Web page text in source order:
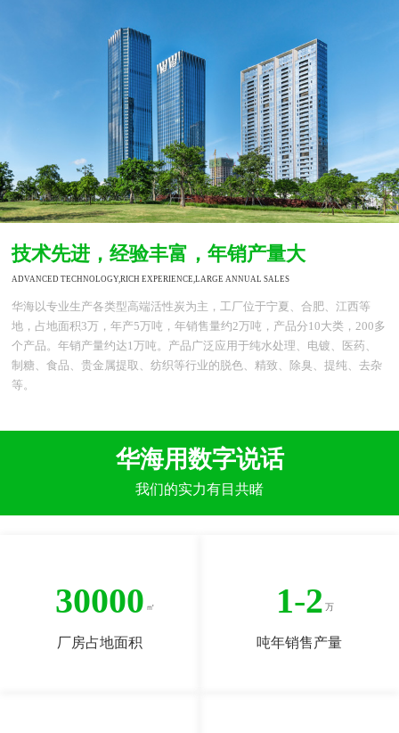
技术先进，经验丰富，年销产量大
ADVANCED TECHNOLOGY,RICH EXPERIENCE,LARGE ANNUAL SALES
华海以专业生产各类型高端活性炭为主，工厂位于宁夏、合肥、江西等
地，占地面积3万，年产5万吨，年销售量约2万吨，产品分10大类，200多
个产品。年销产量约达1万吨。产品广泛应用于纯水处理、电镀、医药、
制糖、食品、贵金属提取、纺织等行业的脱色、精致、除臭、提纯、去杂
等。
华海用数字说话
我们的实力有目共睹
30000
厂房占地面积
1-2
吨年销售产量